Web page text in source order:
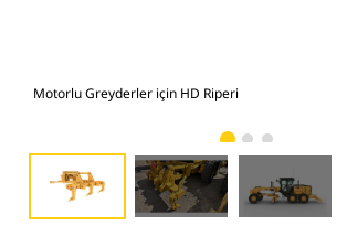
Motorlu Greyderler için HD Riperi